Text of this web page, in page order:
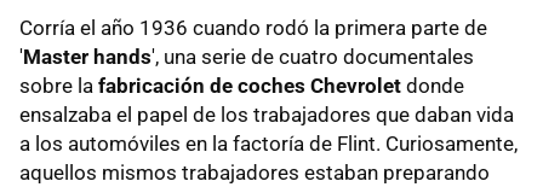
Corría el año 1936 cuando rodó la primera parte de
'Master hands', una serie de cuatro documentales
sobre la fabricación de coches Chevrolet donde
ensalzaba el papel de los trabajadores que daban vida
a los automóviles en la factoría de Flint. Curiosamente,
aquellos mismos trabajadores estaban preparando